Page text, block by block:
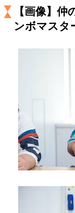
セカンドキャリア
大人の学び直し
マインドセット
重圧との向き合い
忘れられない言葉
ライフスタイル・生き方
【画像】
ンボマスタ